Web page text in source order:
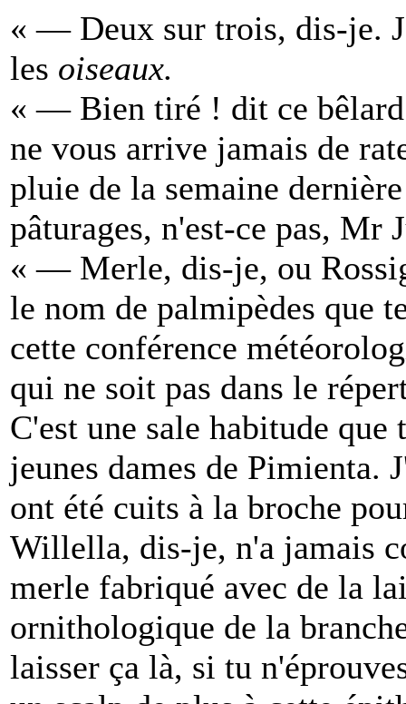
« — Deux sur trois, dis-je.
les oiseaux.
« — Bien tiré ! dit ce
ne vous arrive jamais de
pluie de la semaine
pâturages, n'est-ce pas, Mr
« — Merle, dis-je, ou
le nom de palmipèdes que
cette conférence
qui ne soit pas dans le
C'est une sale habitude que
jeunes dames de Pimienta.
ont été cuits à la broche
Willella, dis-je, n'a jamais
merle fabriqué avec de la
ornithologique de la
laisser ça là, si tu